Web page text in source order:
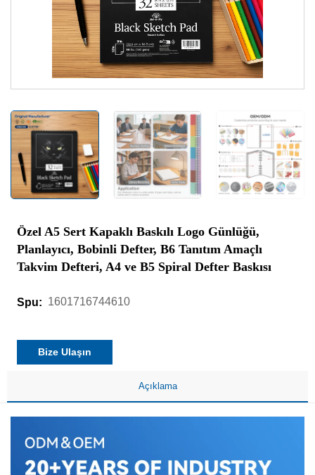
Özel A5 Sert Kapaklı Baskılı Logo Günlüğü,
Planlayıcı, Bobinli Defter, B6 Tanıtım Amaçlı
Takvim Defteri, A4 ve B5 Spiral Defter Baskısı
Spu: 1601716744610
Bize Ulaşın
Açıklama